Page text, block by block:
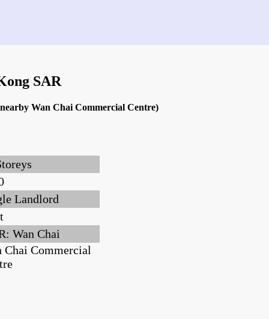
SAR
Wan Chai Commercial Centre)
Landlord
Wan Chai
Chai Commercial